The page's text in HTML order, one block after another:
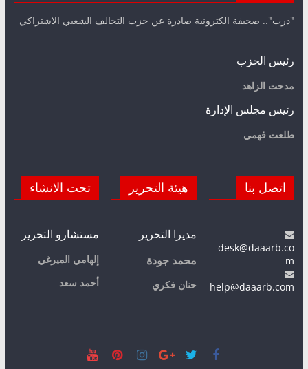
"درب".. صحيفة الكترونية صادرة عن حزب التحالف الشعبي الاشتراكي
رئيس الحزب
مدحت الزاهد
رئيس مجلس الإدارة
طلعت فهمي
اتصل بنا
desk@daaarb.co
m
help@daaarb.com
هيئة التحرير
مديرا التحرير
محمد جودة
حنان فكري
تحت الانشاء
مستشارو التحرير
إلهامي الميرغي
أحمد سعد